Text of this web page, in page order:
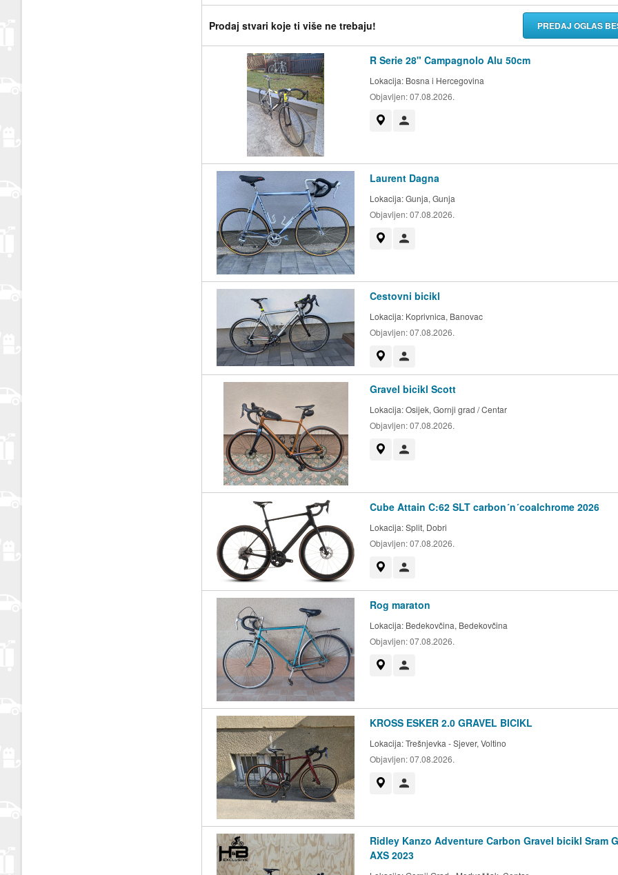
Prodaj stvari koje ti više ne trebaju! PREDAJ OGLAS
R Serie 28" Campagnolo Alu 50cm
Lokacija: Bosna i Hercegovina
Objavljen:07.08.2026.
Laurent Dagna
Lokacija:Gunja, Gunja
Objavljen:07.08.2026.
Cestovni bicikl
Lokacija: Koprivnica, Banovac
Objavljen:07.08.2026.
Gravel bicikl Scott
Lokacija:Osijek, Gornji grad / Centar
Objavljen:07.08.2026.
Cube Attain C:62 SLT carbon´n´coalchrome 2026
Lokacija:Split, Dobri
Objavljen:07.08.2026.
Rog maraton
Lokacija: Bedekovčina, Bedekovčina
Objavljen:07.08.2026.
KROSS ESKER 2.0 GRAVEL BICIKL
Lokacija:Trešnjevka - Sjever, Voltino
Objavljen:07.08.2026.
Ridley Kanzo Adventure Carbon Gravel bicikl Sram
AXS 2023